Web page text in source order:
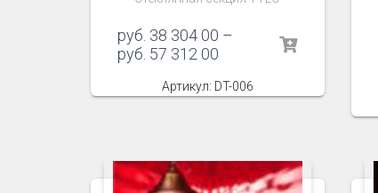
руб. 38 304 00 –
руб. 57 312 00
Артикул: DT-006